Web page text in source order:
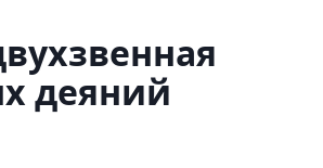
деяний